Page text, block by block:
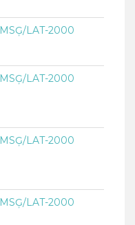
MSĢ/LAT-2000
MSĢ/LAT-2000
MSĢ/LAT-2000
MSĢ/LAT-2000